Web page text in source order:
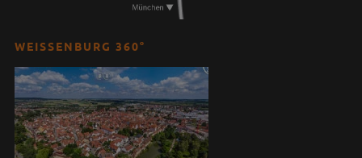
WEISSENBURG 360°